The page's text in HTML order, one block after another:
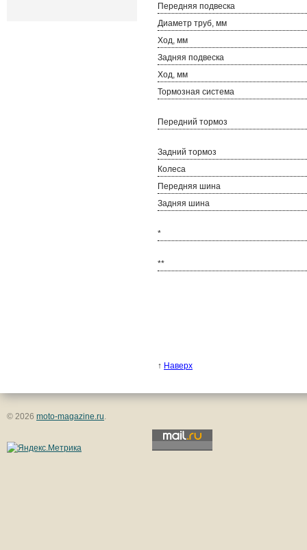
Передняя подвеска
Диаметр труб, мм
Ход, мм
Задняя подвеска
Ход, мм
Тормозная система
Передний тормоз
Задний тормоз
Колеса
Передняя шина
Задняя шина
*
**
↑ Наверх
© 2026 moto-magazine.ru